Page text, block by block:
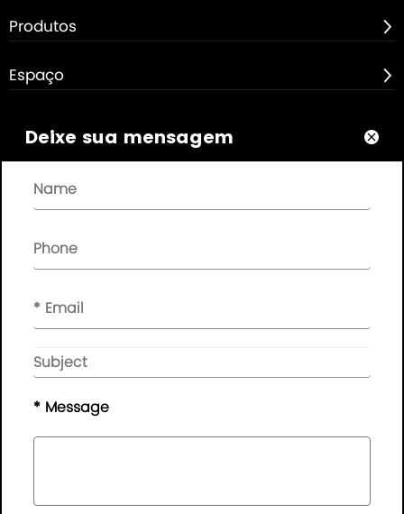
Produtos 
Espaço 
NEWSLETTER
Por favor, deixe sua mensagem aqui, nós lhe daremos
feedback a tempo..
© Direitos autorais - 2010-2019 :
Tenon Sci.& Tech. Co., Ltd.Todos os direitos
reservados
Deixe sua mensagem 
* Message